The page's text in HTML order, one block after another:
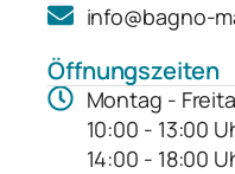
info@bagno-
Öffnungszeiten
Montag -
10:00 - 13:00
14:00 - 18:00